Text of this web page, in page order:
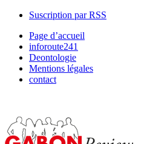
Suscription par RSS
Page d’accueil
inforoute241
Deontologie
Mentions légales
contact